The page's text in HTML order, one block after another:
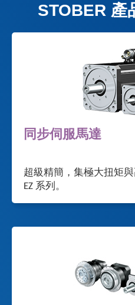
STOBER 產
同步伺服馬達
超級精簡，集極大扭矩與
EZ 系列。